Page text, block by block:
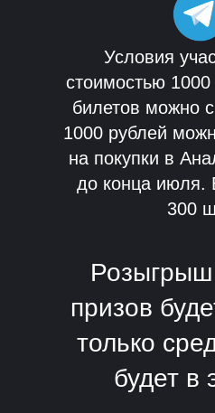
Условия
стоимостью
билетов можно
1000 рублей
на покупки в
до конца июля.
300
Розыгрыш
призов
только
будет в